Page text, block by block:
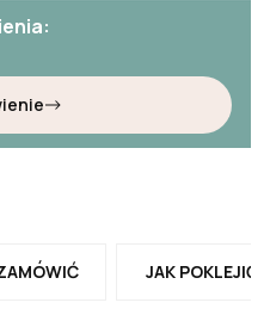
JAK POKLEJIĆ